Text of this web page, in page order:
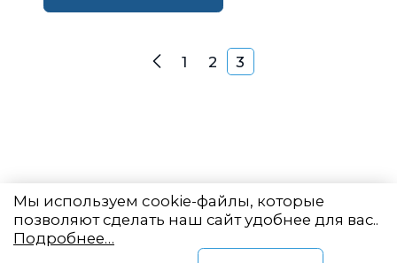
Навигация по
Назад
1 2 3
Мы используем cookie-файлы, которые
позволяют сделать наш сайт удобнее для вас..
Подробнее…